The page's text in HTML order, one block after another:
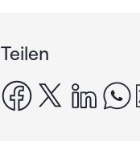
Teilen
facebook
x